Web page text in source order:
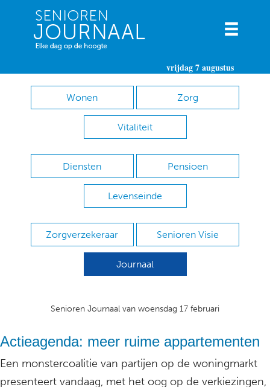
vrijdag 7 augustus
Wonen Zorg
Vitaliteit
Diensten Pensioen
Levenseinde
Zorgverzekeraar Senioren Visie
Journaal
Senioren Journaal van woensdag 17 februari
Actieagenda: meer ruime appartementen
Een monstercoalitie van partijen op de woningmarkt
presenteert vandaag, met het oog op de verkiezingen,